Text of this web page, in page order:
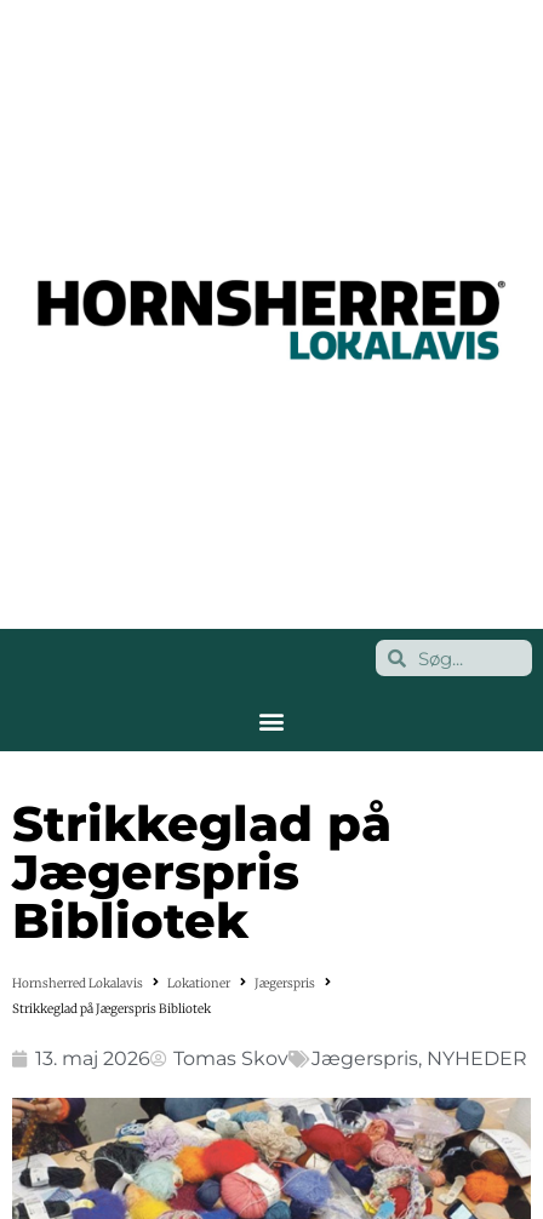
Strikkeglad på
Jægerspris
Bibliotek
Hornsherred Lokalavis Lokationer
Jægerspris
Strikkeglad på Jægerspris Bibliotek
13. maj 2026 Tomas Skov Jægerspris, NYHEDER